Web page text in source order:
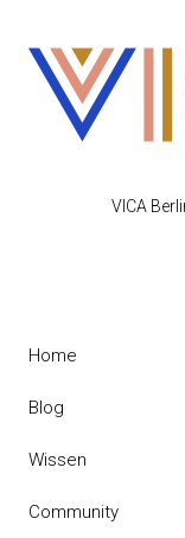
VICA
Home
Blog
Wissen
Community